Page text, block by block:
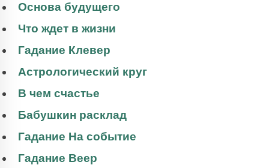
Основа будущего
Что ждет в жизни
Гадание Клевер
Астрологический круг
В чем счастье
Бабушкин расклад
Гадание На событие
Гадание Веер